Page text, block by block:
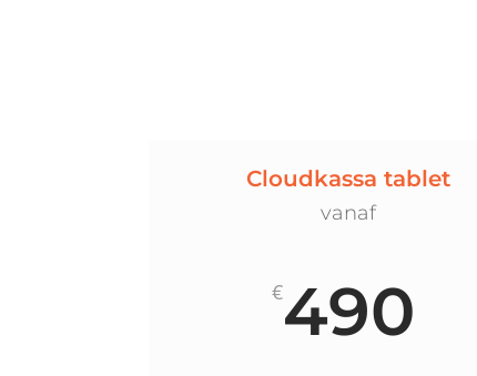
Cloudkassa tablet
vanaf
€490